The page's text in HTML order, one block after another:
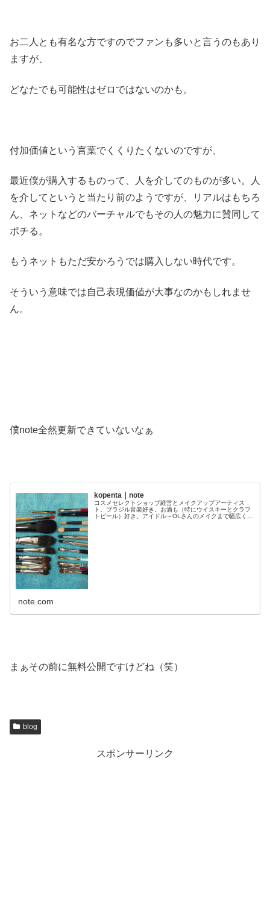
お二人とも有名な方ですのでファンも多いと言うのもあり
ますが、
どなたでも可能性はゼロではないのかも。
付加価値という言葉でくくりたくないのですが、
最近僕が購入するものって、人を介してのものが多い。人
を介してというと当たり前のようですが、リアルはもちろ
ん、ネットなどのバーチャルでもその人の魅力に賛同して
ポチる。
もうネットもただ安かろうでは購入しない時代です。
そういう意味では自己表現価値が大事なのかもしれませ
ん。
僕note全然更新できていないなぁ
kopenta｜note
コスメセレクトショップ経営とメイクアップアーティス
ト。ブラジル音楽好き。お酒も（特にウイスキーとクラフ
トビール）好き。アイドル～OLさんのメイクまで幅広くや
note.com
まぁその前に無料公開ですけどね（笑）
blog
スポンサーリンク